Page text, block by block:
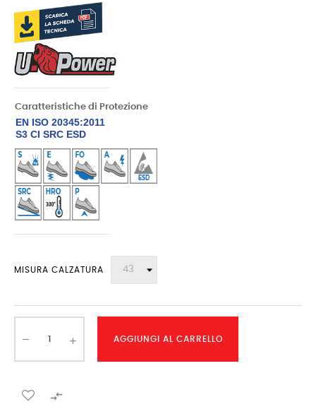
Caratteristiche di Protezione
EN ISO 20345:2011
S3 CI SRC ESD
MISURA CALZATURA
AGGIUNGI AL CARRELLO
